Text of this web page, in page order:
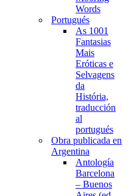
Words
Portugués
As 1001
Fantasias
Mais
Eróticas e
Selvagens
da
História,
traducción
al
portugués
Obra publicada en
Argentina
Antología
Barcelona
– Buenos